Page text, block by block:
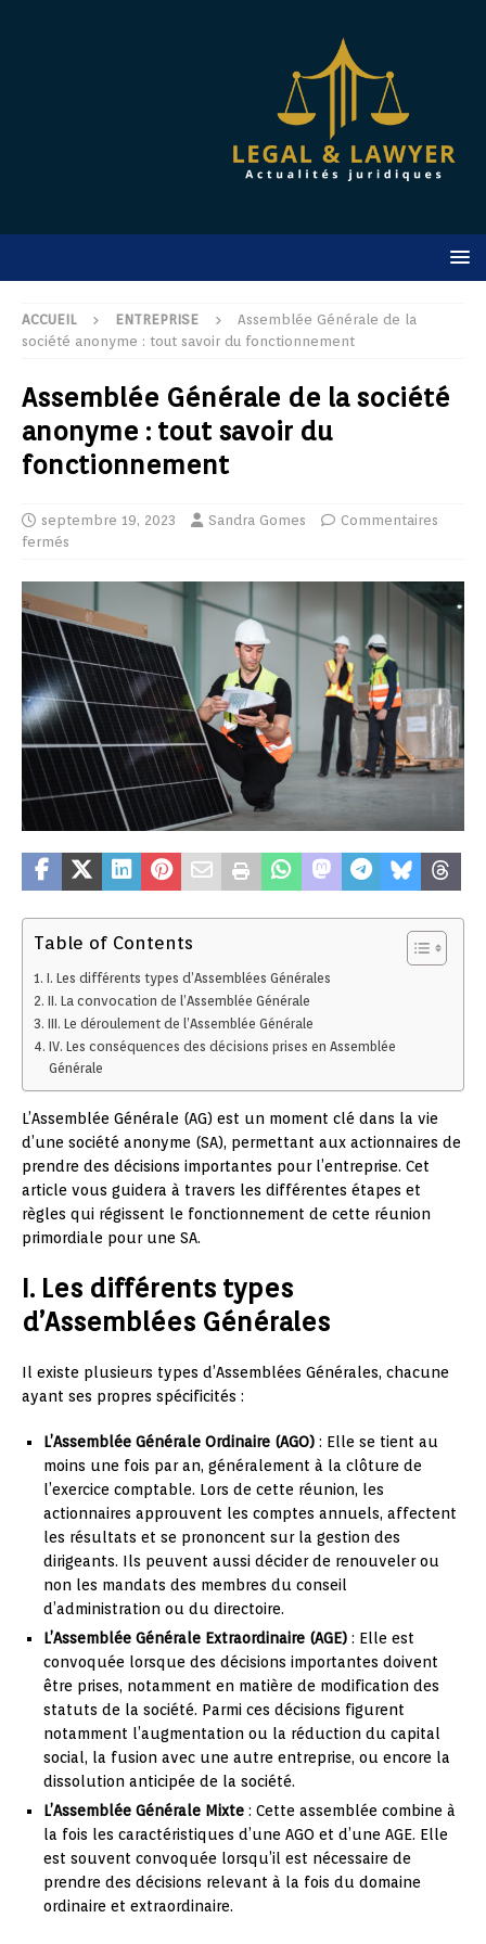
ACCUEIL ENTREPRISE
Assemblée Générale de la
société anonyme : tout savoir du fonctionnement
Assemblée Générale de la société
anonyme : tout savoir du
fonctionnement
septembre 19, 2023 Sandra Gomes
Commentaires
fermés
Table of Contents
I. Les différents types d’Assemblées Générales
II. La convocation de l’Assemblée Générale
III. Le déroulement de l’Assemblée Générale
IV. Les conséquences des décisions prises en Assemblée
Générale
L’Assemblée Générale (AG) est un moment clé dans la vie
d’une société anonyme (SA), permettant aux actionnaires de
prendre des décisions importantes pour l’entreprise. Cet
article vous guidera à travers les différentes étapes et
règles qui régissent le fonctionnement de cette réunion
primordiale pour une SA.
I. Les différents types
d’Assemblées Générales
Il existe plusieurs types d’Assemblées Générales, chacune
ayant ses propres spécificités :
L’Assemblée Générale Ordinaire (AGO) : Elle se tient au
moins une fois par an, généralement à la clôture de
l’exercice comptable. Lors de cette réunion, les
actionnaires approuvent les comptes annuels, affectent
les résultats et se prononcent sur la gestion des
dirigeants. Ils peuvent aussi décider de renouveler ou
non les mandats des membres du conseil
d’administration ou du directoire.
L’Assemblée Générale Extraordinaire (AGE) : Elle est
convoquée lorsque des décisions importantes doivent
être prises, notamment en matière de modification des
statuts de la société. Parmi ces décisions figurent
notamment l’augmentation ou la réduction du capital
social, la fusion avec une autre entreprise, ou encore la
dissolution anticipée de la société.
L’Assemblée Générale Mixte : Cette assemblée combine à
la fois les caractéristiques d’une AGO et d’une AGE. Elle
est souvent convoquée lorsqu’il est nécessaire de
prendre des décisions relevant à la fois du domaine
ordinaire et extraordinaire.